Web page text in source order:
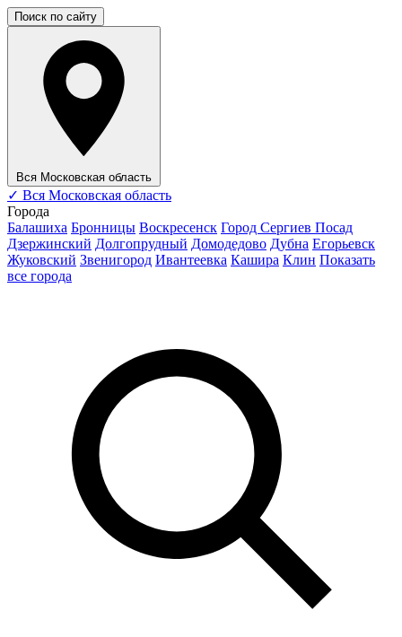
Поиск по сайту
Вся Московская область
✓ Вся Московская область
Города
Балашиха Бронницы Воскресенск Город Сергиев Посад
Дзержинский Долгопрудный Домодедово Дубна Егорьевск
Жуковский Звенигород Ивантеевка Кашира Клин Показать
все города